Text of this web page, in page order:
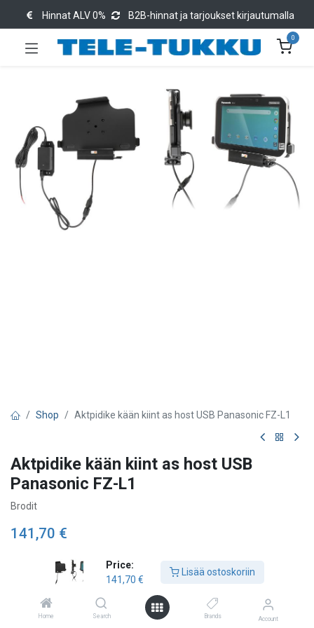
Price:
141,70 €
Lisää ostoskoriin
Home Search Brands Account
Hinnat ALV 0% B2B-hinnat ja tarjoukset kirjautumalla
0
Shop Aktpidike kään kiint as host USB Panasonic FZ-L1
Aktpidike kään kiint as host USB
Panasonic FZ-L1
Brodit
141,70 €
Lisää ostoskoriin
Lisää toivelistalle